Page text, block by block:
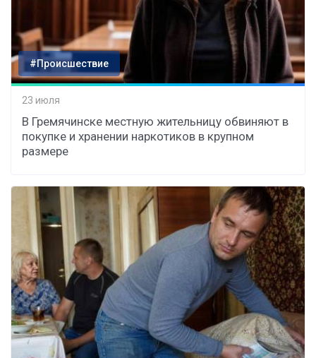
#Происшествие
23 июля
В Гремячинске местную жительницу обвиняют в
покупке и хранении наркотиков в крупном
размере